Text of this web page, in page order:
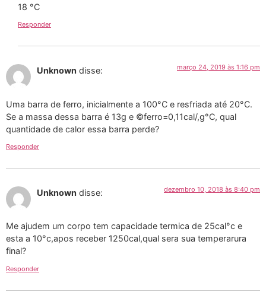
18 °C
Responder
Unknown disse: março 24, 2019 às 1:16 pm
Uma barra de ferro, inicialmente a 100°C e resfriada até 20°C.
Se a massa dessa barra é 13g e ©ferro=0,11cal/,g°C, qual
quantidade de calor essa barra perde?
Responder
Unknown disse: dezembro 10, 2018 às 8:40 pm
Me ajudem um corpo tem capacidade termica de 25cal°c e
esta a 10°c,apos receber 1250cal,qual sera sua temperarura
final?
Responder